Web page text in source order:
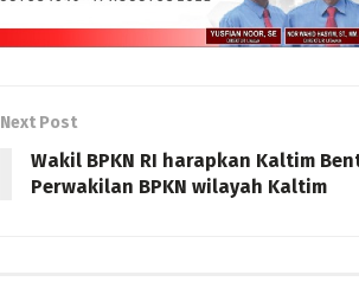
Next Post
Wakil BPKN RI harapkan Kaltim
Perwakilan BPKN wilayah Kaltim